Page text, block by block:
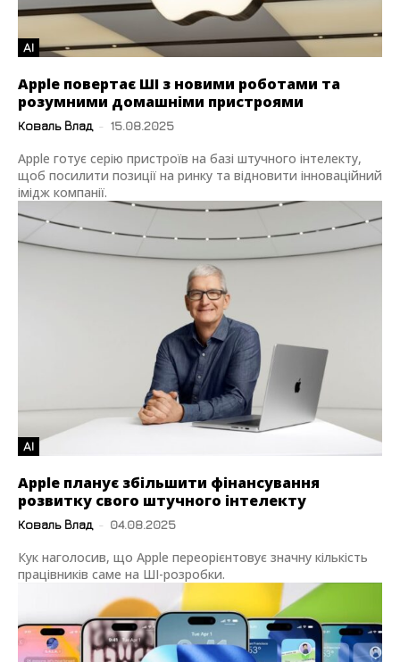
AI
Apple повертає ШІ з новими роботами та
розумними домашніми пристроями
Коваль Влад - 15.08.2025
Apple готує серію пристроїв на базі штучного інтелекту,
щоб посилити позиції на ринку та відновити інноваційний
імідж компанії.
AI
Apple планує збільшити фінансування
розвитку свого штучного інтелекту
Коваль Влад - 04.08.2025
Кук наголосив, що Apple переорієнтовує значну кількість
працівників саме на ШІ-розробки.